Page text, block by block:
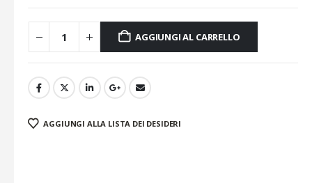
AGGIUNGI AL CARRELLO
AGGIUNGI ALLA LISTA DEI DESIDERI